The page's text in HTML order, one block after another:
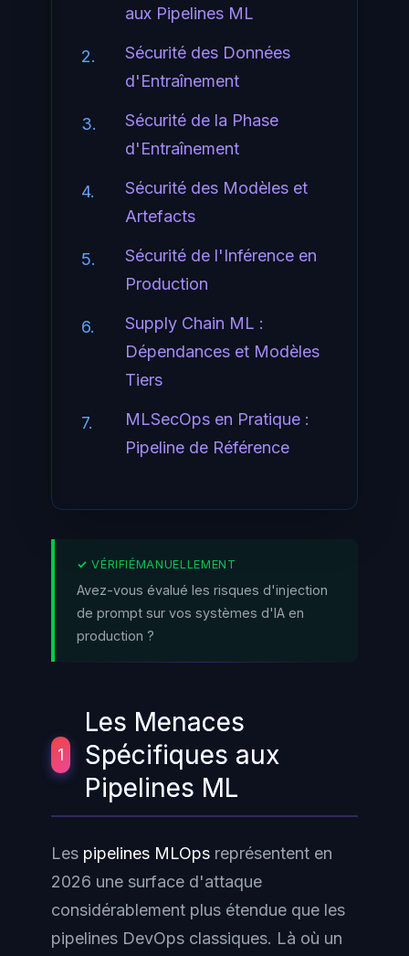
aux Pipelines ML
2.
Sécurité des Données
d'Entraînement
3.
Sécurité de la Phase
d'Entraînement
4.
Sécurité des Modèles et
Artefacts
5.
Sécurité de l'Inférence en
Production
6.
Supply Chain ML :
Dépendances et Modèles
Tiers
7.
MLSecOps en Pratique :
Pipeline de Référence
Avez-vous évalué les risques d'injection
de prompt sur vos systèmes d'IA en
production ?
1
Les Menaces
Spécifiques aux
Pipelines ML
Les pipelines MLOps représentent en
2026 une surface d'attaque
considérablement plus étendue que les
pipelines DevOps classiques. Là où un